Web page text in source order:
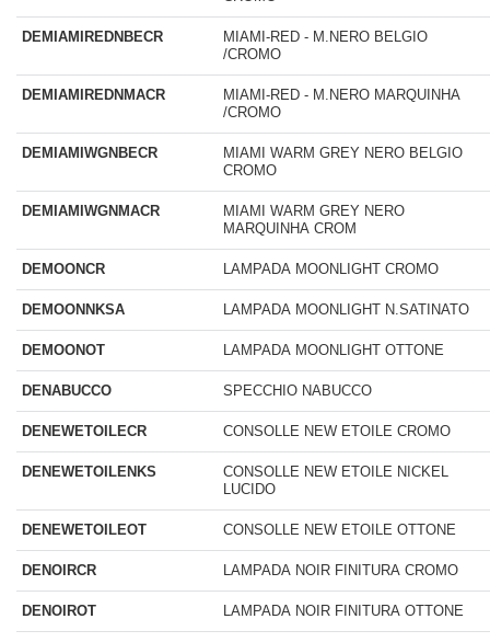
DEMIAMIREDNBECR
MIAMI-RED - M.NERO BELGIO
/CROMO
DEMIAMIREDNMACR
MIAMI-RED - M.NERO MARQUINHA
/CROMO
DEMIAMIWGNBECR
MIAMI WARM GREY NERO BELGIO
CROMO
DEMIAMIWGNMACR
MIAMI WARM GREY NERO
MARQUINHA CROM
DEMOONCR LAMPADA MOONLIGHT CROMO
DEMOONNKSA LAMPADA MOONLIGHT N.SATINATO
DEMOONOT LAMPADA MOONLIGHT OTTONE
DENABUCCO SPECCHIO NABUCCO
DENEWETOILECR CONSOLLE NEW ETOILE CROMO
DENEWETOILENKS
CONSOLLE NEW ETOILE NICKEL
LUCIDO
DENEWETOILEOT CONSOLLE NEW ETOILE OTTONE
DENOIRCR LAMPADA NOIR FINITURA CROMO
DENOIROT LAMPADA NOIR FINITURA OTTONE